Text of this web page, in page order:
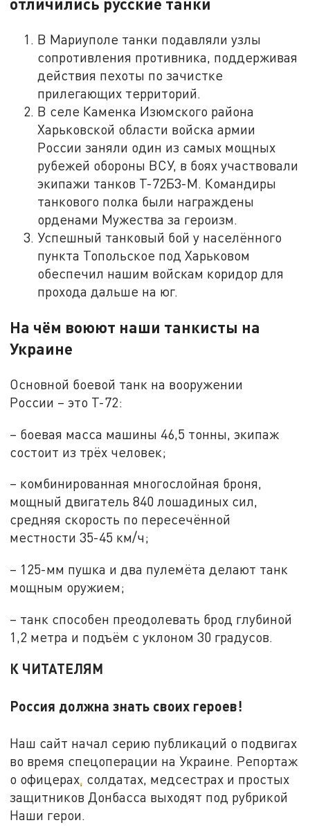
В Мариуполе танки подавляли узлы
сопротивления противника, поддерживая
действия пехоты по зачистке
прилегающих территорий.
В селе Каменка Изюмского района
Харьковской области войска армии
России заняли один из самых мощных
рубежей обороны ВСУ, в боях участвовали
экипажи танков Т-72Б3-М. Командиры
танкового полка были награждены
орденами Мужества за героизм.
Успешный танковый бой у населённого
пункта Топольское под Харьковом
обеспечил нашим войскам коридор для
прохода дальше на юг.
На чём воюют наши танкисты на
Украине
Основной боевой танк на вооружении
России – это Т-72:
– боевая масса машины 46,5 тонны, экипаж
состоит из трёх человек;
– комбинированная многослойная броня,
мощный двигатель 840 лошадиных сил,
средняя скорость по пересечённой
местности 35-45 км/ч;
– 125-мм пушка и два пулемёта делают танк
мощным оружием;
– танк способен преодолевать брод глубиной
1,2 метра и подъём с уклоном 30 градусов.
К ЧИТАТЕЛЯМ
Россия должна знать своих героев!
Наш сайт начал серию публикаций о подвигах
во время спецоперации на Украине. Репортаж
о офицерах, солдатах, медсестрах и простых
защитников Донбасса выходят под рубрикой
Наши герои.